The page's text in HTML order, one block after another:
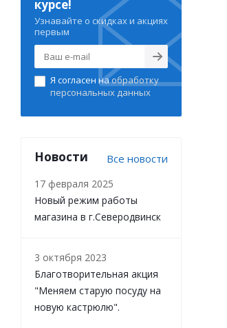
курсе!
Узнавайте о скидках и акциях
первым
Я согласен наобработку
персональных данных
Новости Все новости
17 февраля 2025
Новый режим работы
магазина в г.Северодвинск
3 октября 2023
Благотворительная акция
"Меняем старую посуду на
новую кастрюлю".